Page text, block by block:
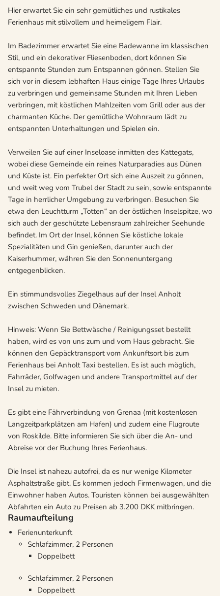
Hier erwartet Sie ein sehr gemütliches und rustikales
Ferienhaus mit stilvollem und heimeligem Flair.
Im Badezimmer erwartet Sie eine Badewanne im klassischen
Stil, und ein dekorativer Fliesenboden, dort können Sie
entspannte Stunden zum Entspannen gönnen. Stellen Sie
sich vor in diesem lebhaften Haus einige Tage Ihres Urlaubs
zu verbringen und gemeinsame Stunden mit Ihren Lieben
verbringen, mit köstlichen Mahlzeiten vom Grill oder aus der
charmanten Küche. Der gemütliche Wohnraum lädt zu
entspannten Unterhaltungen und Spielen ein.
Verweilen Sie auf einer Inseloase inmitten des Kattegats,
wobei diese Gemeinde ein reines Naturparadies aus Dünen
und Küste ist. Ein perfekter Ort sich eine Auszeit zu gönnen,
und weit weg vom Trubel der Stadt zu sein, sowie entspannte
Tage in herrlicher Umgebung zu verbringen. Besuchen Sie
etwa den Leuchtturm „Totten“ an der östlichen Inselspitze, wo
sich auch der geschützte Lebensraum zahlreicher Seehunde
befindet. Im Ort der Insel, können Sie köstliche lokale
Spezialitäten und Gin genießen, darunter auch der
Kaiserhummer, währen Sie den Sonnenuntergang
entgegenblicken.
Ein stimmundsvolles Ziegelhaus auf der Insel Anholt
zwischen Schweden und Dänemark.
Hinweis: Wenn Sie Bettwäsche / Reinigungsset bestellt
haben, wird es von uns zum und vom Haus gebracht. Sie
können den Gepäcktransport vom Ankunftsort bis zum
Ferienhaus bei Anholt Taxi bestellen. Es ist auch möglich,
Fahrräder, Golfwagen und andere Transportmittel auf der
Insel zu mieten.
Es gibt eine Fährverbindung von Grenaa (mit kostenlosen
Langzeitparkplätzen am Hafen) und zudem eine Flugroute
von Roskilde. Bitte informieren Sie sich über die An- und
Abreise vor der Buchung Ihres Ferienhaus.
Die Insel ist nahezu autofrei, da es nur wenige Kilometer
Asphaltstraße gibt. Es kommen jedoch Firmenwagen, und die
Einwohner haben Autos. Touristen können bei ausgewählten
Abfahrten ein Auto zu Preisen ab 3.200 DKK mitbringen.
Raumaufteilung
Ferienunterkunft
Schlafzimmer, 2 Personen
Doppelbett
Schlafzimmer, 2 Personen
Doppelbett